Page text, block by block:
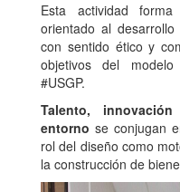
Esta actividad
orientado al
con sentido ético y
objetivos del
#USGP.
Talento,
entorno se conjugan
rol del diseño como
la construcción de